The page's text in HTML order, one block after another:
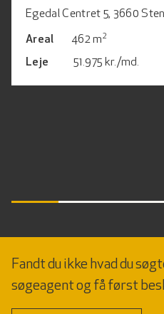
Egedal Centret 5, 3660
Areal 462 m2
Leje 51.975 kr./md.
Fandt du ikke hvad du
søgeagent og få først